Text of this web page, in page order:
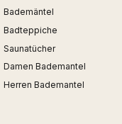
Bademäntel
Badteppiche
Saunatücher
Damen Bademantel
Herren Bademantel